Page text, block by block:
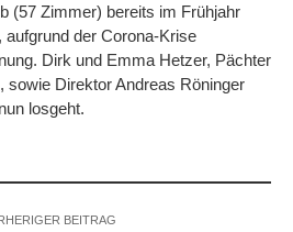
(57 Zimmer) bereits im Frühjahr
aufgrund der Corona-Krise
Dirk und Emma Hetzer, Pächter
sowie Direktor Andreas Röninger
losgeht.
BEITRAG